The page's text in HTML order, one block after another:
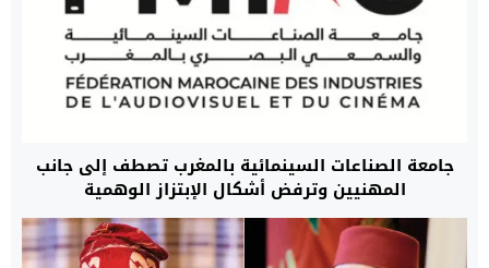
جامعة الصناعات السينمائية بالمغرب تصطف إلى جانب
المهنيين وترفض أشكال الإبتزاز الوهمية